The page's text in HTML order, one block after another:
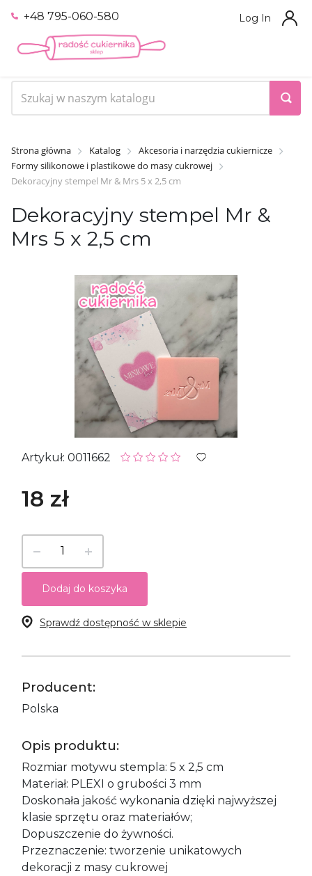
+48 795-060-580 Log In
Strona główna Katalog
Akcesoria i narzędzia cukiernicze
Formy silikonowe i plastikowe do masy cukrowej
Dekoracyjny stempel Mr & Mrs 5 x 2,5 cm
Dekoracyjny stempel Mr &
Mrs 5 x 2,5 cm
Artykuł: 0011662
18 zł
Dodaj do koszyka
Sprawdź dostępność w sklepie
Producent:
Polska
Opis produktu:
Rozmiar motywu stempla: 5 x 2,5 cm
Materiał: PLEXI o grubości 3 mm
Doskonała jakość wykonania dzięki najwyższej
klasie sprzętu oraz materiałów;
Dopuszczenie do żywności.
Przeznaczenie: tworzenie unikatowych
dekoracji z masy cukrowej